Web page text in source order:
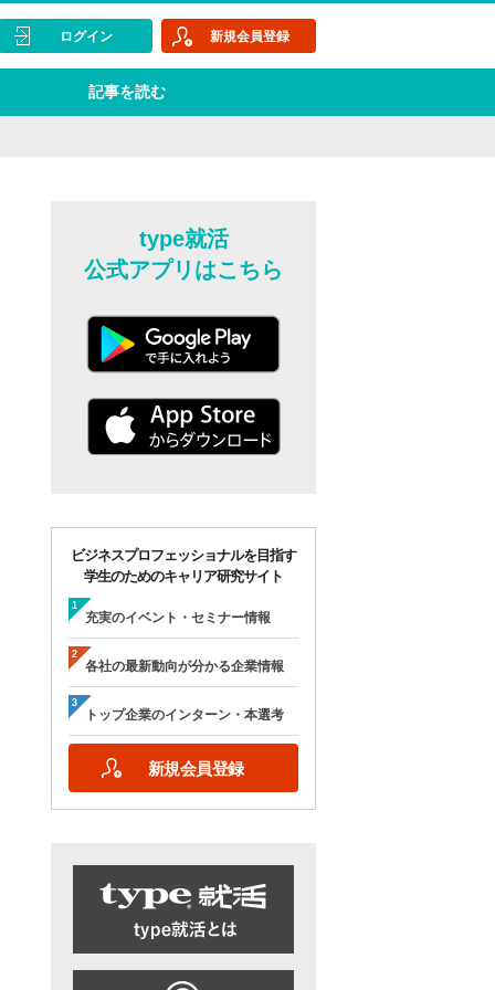
記事を読む
ログイン 新規会員登録
type就活
公式アプリはこちら
ビジネスプロフェッショナルを目指す
学生のためのキャリア研究サイト
充実のイベント・セミナー情報
各社の最新動向が分かる企業情報
トップ企業のインターン・本選考
新規会員登録